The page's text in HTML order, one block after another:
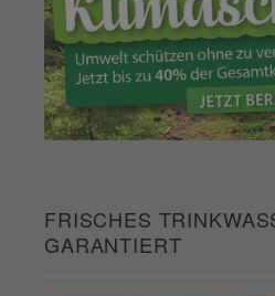
FRISCHES
GARANTIERT